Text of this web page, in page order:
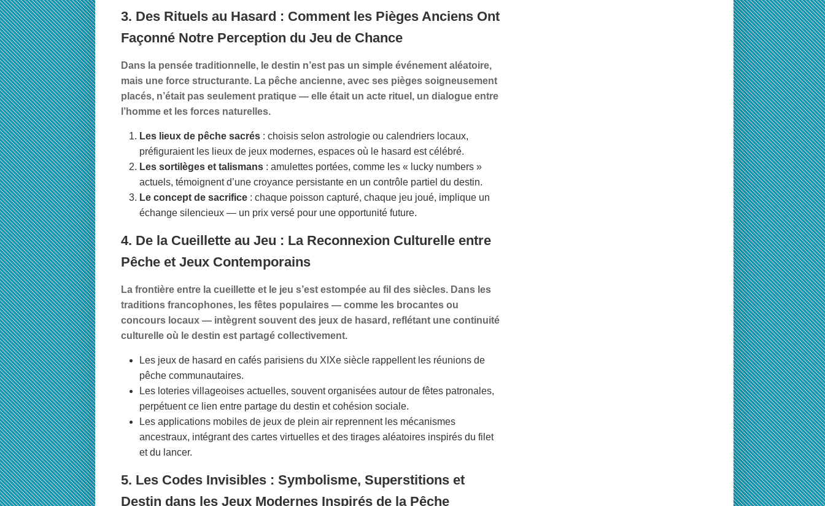
3. Des Rituels au Hasard : Comment les Pièges Anciens Ont
Façonné Notre Perception du Jeu de Chance
Dans la pensée traditionnelle, le destin n’est pas un simple événement aléatoire,
mais une force structurante. La pêche ancienne, avec ses pièges soigneusement
placés, n’était pas seulement pratique — elle était un acte rituel, un dialogue entre
l’homme et les forces naturelles.
Les lieux de pêche sacrés : choisis selon astrologie ou calendriers locaux,
préfiguraient les lieux de jeux modernes, espaces où le hasard est célébré.
Les sortilèges et talismans : amulettes portées, comme les « lucky numbers »
actuels, témoignent d’une croyance persistante en un contrôle partiel du destin.
Le concept de sacrifice : chaque poisson capturé, chaque jeu joué, implique un
échange silencieux — un prix versé pour une opportunité future.
4. De la Cueillette au Jeu : La Reconnexion Culturelle entre
Pêche et Jeux Contemporains
La frontière entre la cueillette et le jeu s’est estompée au fil des siècles. Dans les
traditions francophones, les fêtes populaires — comme les brocantes ou
concours locaux — intègrent souvent des jeux de hasard, reflétant une continuité
culturelle où le destin est partagé collectivement.
Les jeux de hasard en cafés parisiens du XIXe siècle rappellent les réunions de
pêche communautaires.
Les loteries villageoises actuelles, souvent organisées autour de fêtes patronales,
perpétuent ce lien entre partage du destin et cohésion sociale.
Les applications mobiles de jeux de plein air reprennent les mécanismes
ancestraux, intégrant des cartes virtuelles et des tirages aléatoires inspirés du filet
et du lancer.
5. Les Codes Invisibles : Symbolisme, Superstitions et
Destin dans les Jeux Modernes Inspirés de la Pêche